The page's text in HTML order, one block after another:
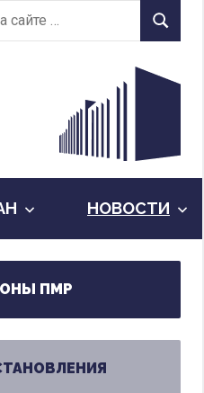
Найти
НОВОСТИ
ПМР